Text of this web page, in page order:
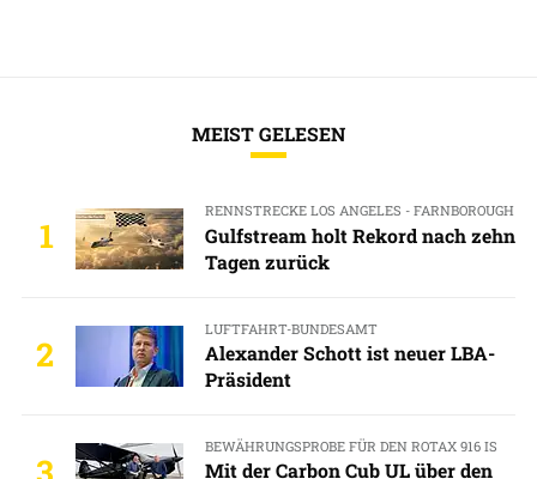
MEIST GELESEN
1
RENNSTRECKE LOS ANGELES - FARNBOROUGH
Gulfstream holt Rekord nach zehn
Tagen zurück
2
LUFTFAHRT-BUNDESAMT
Alexander Schott ist neuer LBA-
Präsident
BEWÄHRUNGSPROBE FÜR DEN ROTAX 916 IS
Mit der Carbon Cub UL über den